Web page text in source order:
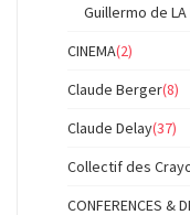
Guillermo de LA
CINEMA(2)
Claude Berger(8)
Claude Delay(37)
Collectif des
CONFERENCES &